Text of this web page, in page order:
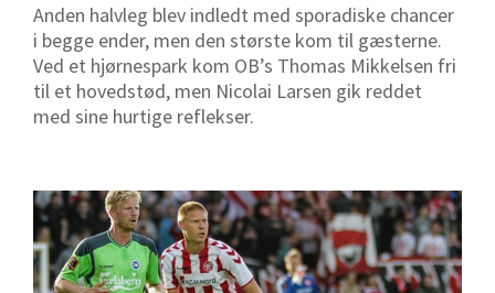
Anden halvleg blev indledt med sporadiske chancer
i begge ender, men den største kom til gæsterne.
Ved et hjørnespark kom OB’s Thomas Mikkelsen fri
til et hovedstød, men Nicolai Larsen gik reddet
med sine hurtige reflekser.